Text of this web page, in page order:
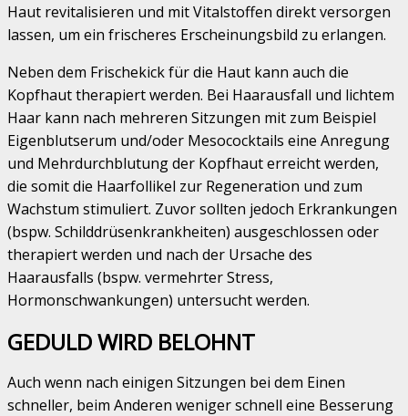
Haut revitalisieren und mit Vitalstoffen direkt versorgen
lassen, um ein frischeres Erscheinungsbild zu erlangen.
Neben dem Frischekick für die Haut kann auch die
Kopfhaut therapiert werden. Bei Haarausfall und lichtem
Haar kann nach mehreren Sitzungen mit zum Beispiel
Eigenblutserum und/oder Mesococktails eine Anregung
und Mehrdurchblutung der Kopfhaut erreicht werden,
die somit die Haarfollikel zur Regeneration und zum
Wachstum stimuliert. Zuvor sollten jedoch Erkrankungen
(bspw. Schilddrüsenkrankheiten) ausgeschlossen oder
therapiert werden und nach der Ursache des
Haarausfalls (bspw. vermehrter Stress,
Hormonschwankungen) untersucht werden.
GEDULD WIRD BELOHNT
Auch wenn nach einigen Sitzungen bei dem Einen
schneller, beim Anderen weniger schnell eine Besserung